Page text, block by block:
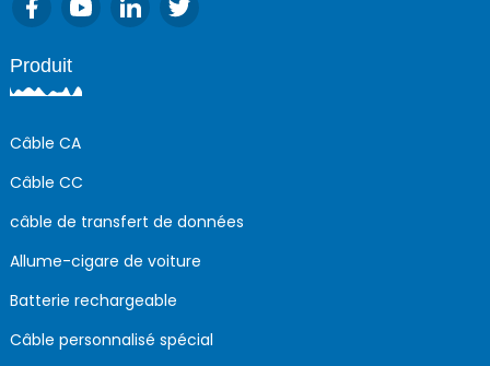
Produit
Câble CA
Câble CC
câble de transfert de données
Allume-cigare de voiture
Batterie rechargeable
Câble personnalisé spécial